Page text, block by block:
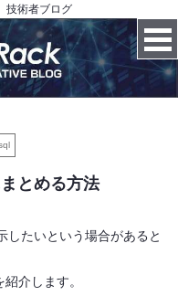
技術者ブログ
とめる方法
したいという場合があると
介します。